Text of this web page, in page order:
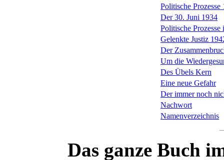
Politische Prozesse
Der 30. Juni 1934
Politische Prozesse
Gelenkte Justiz
Der
Um die
Des Übels Kern
Eine neue Gefahr
Der immer noch
Nachwort
Namenverzeichnis
Das ganze Buch